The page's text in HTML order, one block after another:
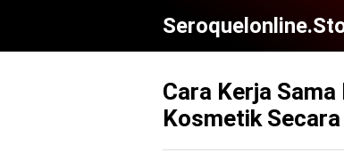
Cara Kerja
Kosmetik